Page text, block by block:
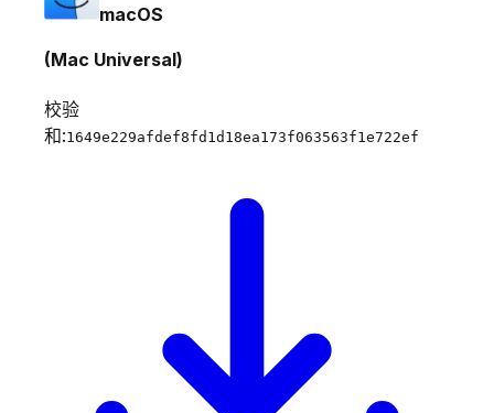
macOS
(Mac Universal)
校验
和:1649e229afdef8fd1d18ea173f063563f1e722ef